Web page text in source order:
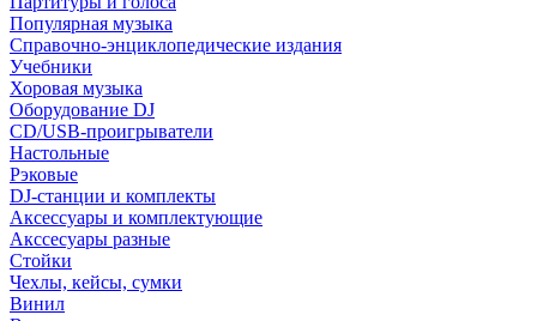
Популярная музыка
Справочно-энциклопедические издания
Учебники
Хоровая музыка
Оборудование DJ
CD/USB-проигрыватели
Настольные
Рэковые
DJ-станции и комплекты
Аксессуары и комплектующие
Акссесуары разные
Стойки
Чехлы, кейсы, сумки
Винил